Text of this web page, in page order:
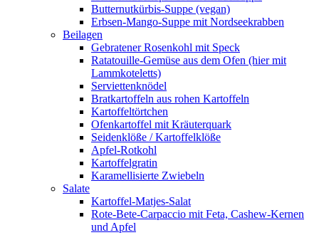
Butternutkürbis-Suppe (vegan)
Erbsen-Mango-Suppe mit Nordseekrabben
Beilagen
Gebratener Rosenkohl mit Speck
Ratatouille-Gemüse aus dem Ofen (hier mit
Lammkoteletts)
Serviettenknödel
Bratkartoffeln aus rohen Kartoffeln
Kartoffeltörtchen
Ofenkartoffel mit Kräuterquark
Seidenklöße / Kartoffelklöße
Apfel-Rotkohl
Kartoffelgratin
Karamellisierte Zwiebeln
Salate
Kartoffel-Matjes-Salat
Rote-Bete-Carpaccio mit Feta, Cashew-Kernen
und Apfel